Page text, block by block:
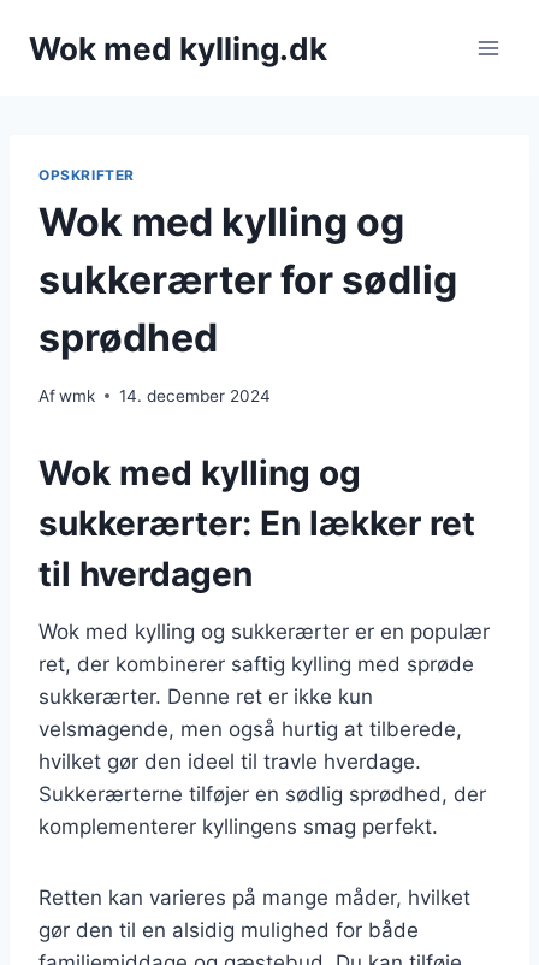
Wok med kylling.dk
OPSKRIFTER
Wok med kylling og
sukkerærter for sødlig
sprødhed
Afwmk 14. december 2024
Wok med kylling og
sukkerærter: En lækker ret
til hverdagen
Wok med kylling og sukkerærter er en populær
ret, der kombinerer saftig kylling med sprøde
sukkerærter. Denne ret er ikke kun
velsmagende, men også hurtig at tilberede,
hvilket gør den ideel til travle hverdage.
Sukkerærterne tilføjer en sødlig sprødhed, der
komplementerer kyllingens smag perfekt.
Retten kan varieres på mange måder, hvilket
gør den til en alsidig mulighed for både